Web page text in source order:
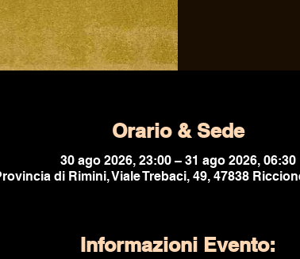
Orario & Sede
30 ago 2026, 23:00 – 31 ago 2026, 06:30
di Rimini, Viale Trebaci, 49, 47838
Informazioni Evento: